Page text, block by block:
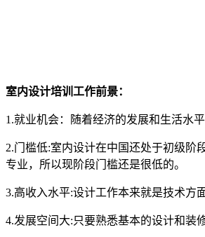
室内设计培训工作前景：
1.就业机会：随着经济的发展和生活水
2.门槛低:室内设计在中国还处于初级阶
专业，所以现阶段门槛还是很低的。
3.高收入水平:设计工作本来就是技术方
4.发展空间大:只要熟悉基本的设计和装